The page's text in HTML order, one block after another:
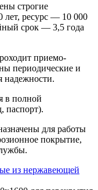
строгие
лет, ресурс — 10 000
срок — 3,5 года
приемо-
периодические и
надежности.
в полной
паспорт).
для работы
покрытие,
из нержавеющей